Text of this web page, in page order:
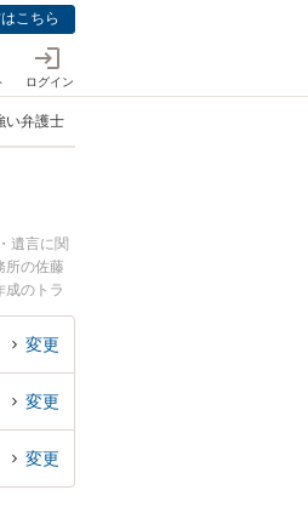
こちら
ログイン
い弁護士
遺言に関
所の佐藤
成のトラ
きる福島
変更
変更
変更